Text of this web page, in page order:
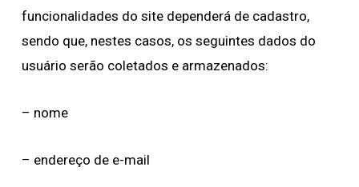
funcionalidades do site dependerá de cadastro,
sendo que, nestes casos, os seguintes dados do
usuário serão coletados e armazenados:
– nome
– endereço de e-mail